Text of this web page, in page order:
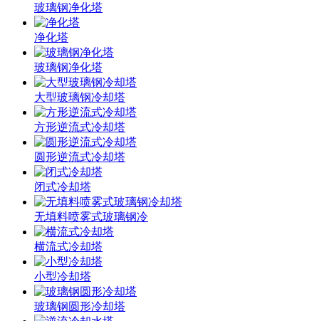
玻璃钢净化塔
净化塔
玻璃钢净化塔
大型玻璃钢冷却塔
方形逆流式冷却塔
圆形逆流式冷却塔
闭式冷却塔
无填料喷雾式玻璃钢冷
横流式冷却塔
小型冷却塔
玻璃钢圆形冷却塔